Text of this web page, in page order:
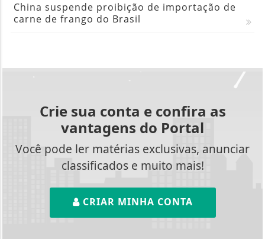
China suspende proibição de importação de
carne de frango do Brasil
Crie sua conta e confira as
vantagens do Portal
Você pode ler matérias exclusivas, anunciar
classificados e muito mais!
CRIAR MINHA CONTA